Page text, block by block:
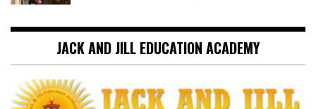
JACK AND JILL EDUCATION ACADEMY